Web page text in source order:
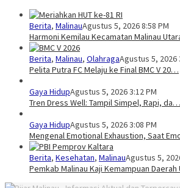
Berita, MalinauAgustus 5, 2026 8:58 PM
Harmoni Kemilau Kecamatan Malinau
Berita, Malinau, OlahragaAgustus 5, 2026
Pelita Putra FC Melaju ke Final BMC V 20…
Gaya HidupAgustus 5, 2026 3:12 PM
Tren Dress Well: Tampil Simpel, Rapi, da…
Gaya HidupAgustus 5, 2026 3:08 PM
Mengenal Emotional Exhaustion, Saat
Berita, Kesehatan, MalinauAgustus 5,
Pemkab Malinau Kaji Kemampuan